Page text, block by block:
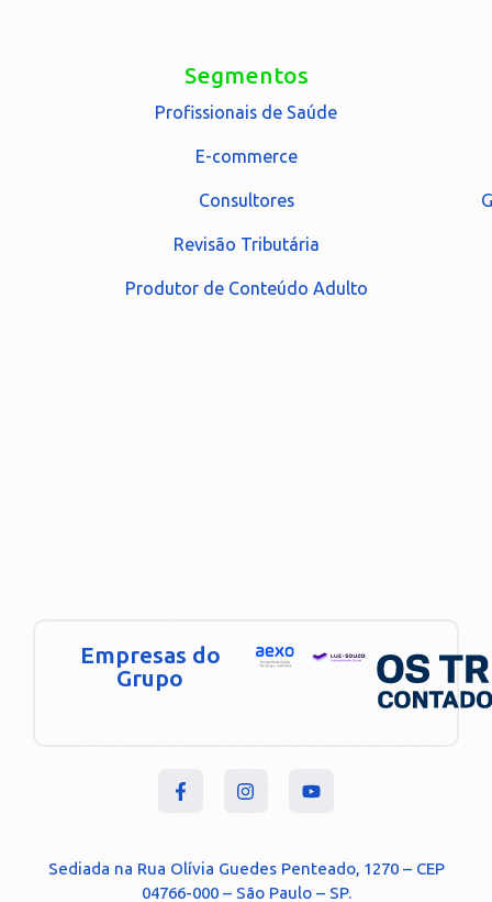
Segmentos
Profissionais de Saúde
E-commerce
Consultores
Revisão Tributária
Produtor de Conteúdo Adulto
Empresas do
Grupo
Sediada na Rua Olívia Guedes Penteado, 1270 – CEP
04766-000 – São Paulo – SP.